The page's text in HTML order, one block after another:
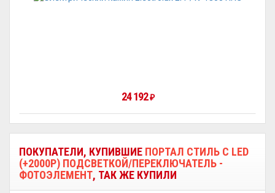
24 192₽
ПОКУПАТЕЛИ, КУПИВШИЕ ПОРТАЛ СТИЛЬ С LED
(+2000Р) ПОДСВЕТКОЙ/ПЕРЕКЛЮЧАТЕЛЬ -
ФОТОЭЛЕМЕНТ, ТАК ЖЕ КУПИЛИ